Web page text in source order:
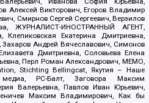
Алексей Викторович, Егоров Владимир
Смирнов Сергей Сергеевич, Верзилов
ЖУРНАЛИСТ-ИНОСТРАННЫЙ АГЕНТ,
Клепиковская Екатерина Дмитриевна,
Андрей Вячеславович, Симонов
Дмитриевна, Соловьева Елена
Перл Роман Александрович, МЕМО,
Stichting Bellingcat, Якутия – Наше
РС-Балт, Заговора Максим
Валерьевна, Павлов Иван Юрьевич,
Максим Владимирович, Как бы